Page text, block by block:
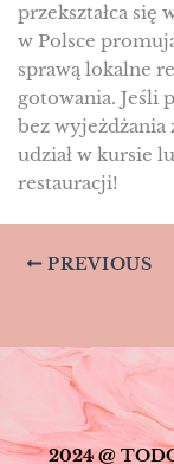
przekształca
w Polsce
sprawą lokalne
gotowania. Jeśli
bez wyjeżdżania
udział w kursie
restauracji!
PREVIOUS
2024 @